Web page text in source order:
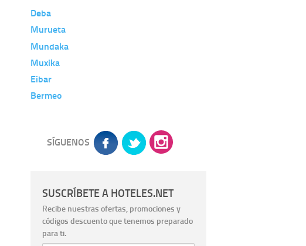
Deba
Murueta
Mundaka
Muxika
Eibar
Bermeo
SÍGUENOS
SUSCRÍBETE A HOTELES.NET
Recibe nuestras ofertas, promociones y
códigos descuento que tenemos preparado
para ti.